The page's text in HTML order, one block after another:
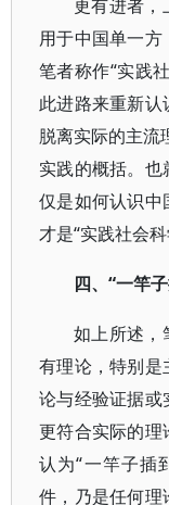
更有进者
用于中国单一方
笔者称作“实践
此进路来重新认
脱离实际的主流
实践的概括。
仅是如何认识中
才是“实践社会
四、“一竿
如上所述，
有理论，特别是
论与经验证据或
更符合实际的
认为“一竿子插
件，乃是任何理